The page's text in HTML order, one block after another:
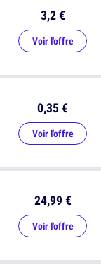
3,2 €
Voir l'offre
24,99 €
Voir l'offre
0,35 €
Voir l'offre